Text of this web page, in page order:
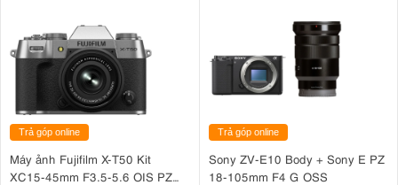
Trả góp online
Máy ảnh Fujifilm X-T50 Kit
XC15-45mm F3.5-5.6 OIS PZ
Trả góp online
Sony ZV-E10 Body + Sony E PZ
18-105mm F4 G OSS